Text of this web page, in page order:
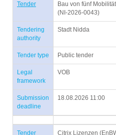
Tender
Bau von fünf
(NI-2026-0043)
Tendering
authority
Stadt Nidda
Tender type Public tender
Legal
framework
VOB
Submission
deadline
18.08.2026 11:00
Tender Citrix Lizenzen